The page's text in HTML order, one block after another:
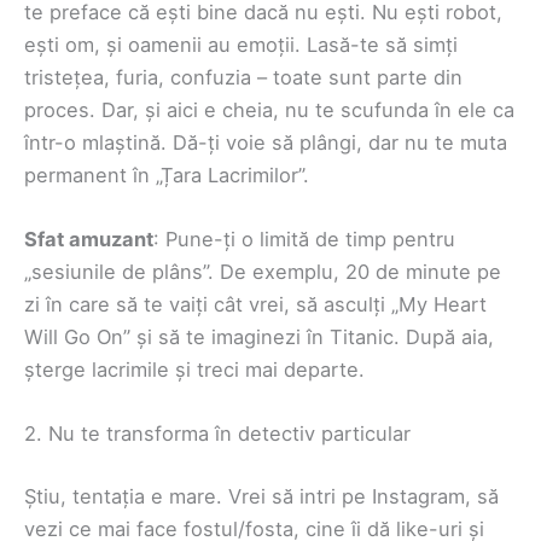
te preface că ești bine dacă nu ești. Nu ești robot,
ești om, și oamenii au emoții. Lasă-te să simți
tristețea, furia, confuzia – toate sunt parte din
proces. Dar, și aici e cheia, nu te scufunda în ele ca
într-o mlaștină. Dă-ți voie să plângi, dar nu te muta
permanent în „Țara Lacrimilor”.
Sfat amuzant: Pune-ți o limită de timp pentru
„sesiunile de plâns”. De exemplu, 20 de minute pe
zi în care să te vaiți cât vrei, să asculți „My Heart
Will Go On” și să te imaginezi în Titanic. După aia,
șterge lacrimile și treci mai departe.
2. Nu te transforma în detectiv particular
Știu, tentația e mare. Vrei să intri pe Instagram, să
vezi ce mai face fostul/fosta, cine îi dă like-uri și